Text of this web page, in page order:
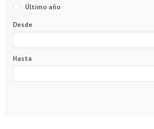
Último año
Desde
Hasta